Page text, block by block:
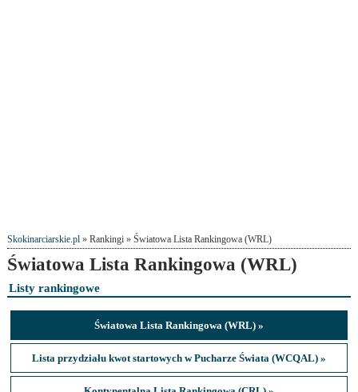
Skokinarciarskie.pl» Rankingi » Światowa Lista Rankingowa (WRL)
Światowa Lista Rankingowa (WRL)
Listy rankingowe
Światowa Lista Rankingowa (WRL) »
Lista przydziału kwot startowych w Pucharze Świata (WCQAL) »